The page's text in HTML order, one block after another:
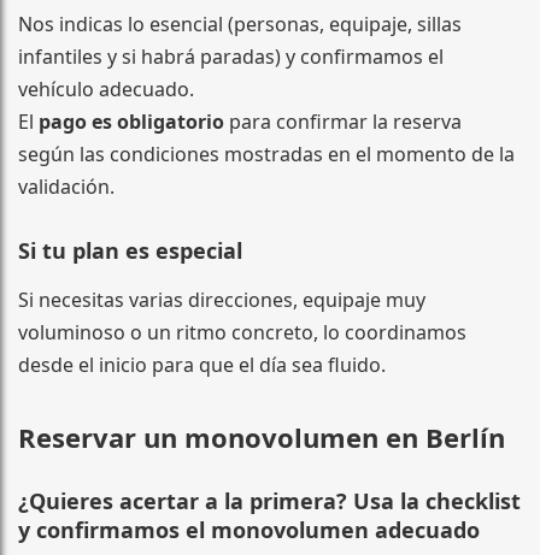
Nos indicas lo esencial (personas, equipaje, sillas
infantiles y si habrá paradas) y confirmamos el
vehículo adecuado.
El pago es obligatorio para confirmar la reserva
según las condiciones mostradas en el momento de la
validación.
Si tu plan es especial
Si necesitas varias direcciones, equipaje muy
voluminoso o un ritmo concreto, lo coordinamos
desde el inicio para que el día sea fluido.
Reservar un monovolumen en Berlín
¿Quieres acertar a la primera? Usa la checklist
y confirmamos el monovolumen adecuado